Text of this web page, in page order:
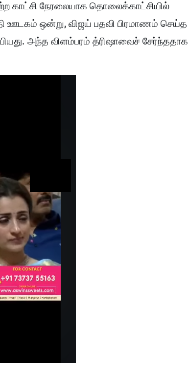
காட்சி நேரலையாக தொலைக்காட்சியில்
ஊடகம் ஒன்று, விஜய் பதவி பிரமாணம் செய்த
அந்த விளம்பரம் த்ரிஷாவைச் சேர்ந்ததாக